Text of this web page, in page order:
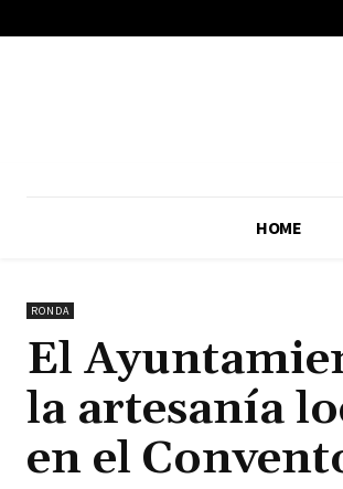
HOME
RONDA
El
la artesanía
en el